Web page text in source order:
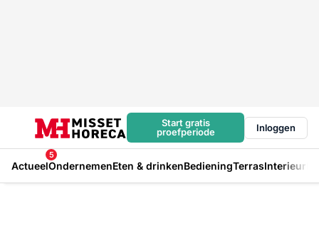
Start gratis
proefperiode
Inloggen
Actueel
5
OndernemenEten & drinkenBedieningTerrasInterieur